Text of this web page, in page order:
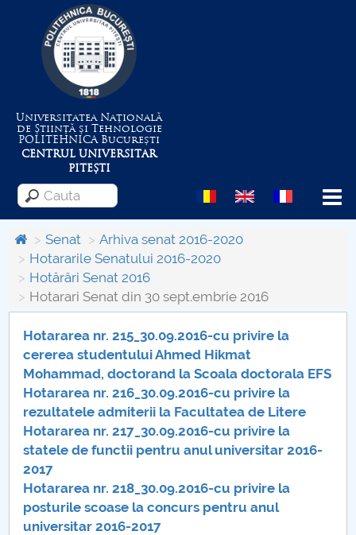
Universitatea Națională
de Știință și Tehnologie
POLITEHNICABucurești
CENTRUL UNIVERSITAR
PITEȘTI
Menu
Despre Universitate
Centrul de Management al Proiectelor
Consiliul de Administratie
Nr. de telefon si adrese Facultăți
Admitere
Români de pretutindeni - ADMITERE
Senat
Senat
Arhiva senat 2016-2020
Hotararile Senatului 2016-2020
Hotărâri Senat 2016
Hotarari Senat din 30 sept.embrie 2016
Hotararea nr. 215_30.09.2016-cu privire la
cererea studentului Ahmed Hikmat
Mohammad, doctorand la Scoala doctorala EFS
Hotararea nr. 216_30.09.2016-cu privire la
rezultatele admiterii la Facultatea de Litere
Hotararea nr. 217_30.09.2016-cu privire la
statele de functii pentru anul universitar 2016-
2017
Hotararea nr. 218_30.09.2016-cu privire la
posturile scoase la concurs pentru anul
universitar 2016-2017